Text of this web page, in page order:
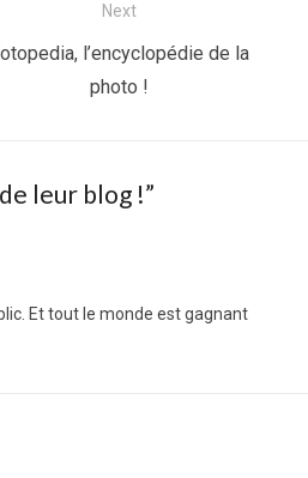
Next
l’encyclopédie de la
photo !
leur blog !”
Et tout le monde est gagnant